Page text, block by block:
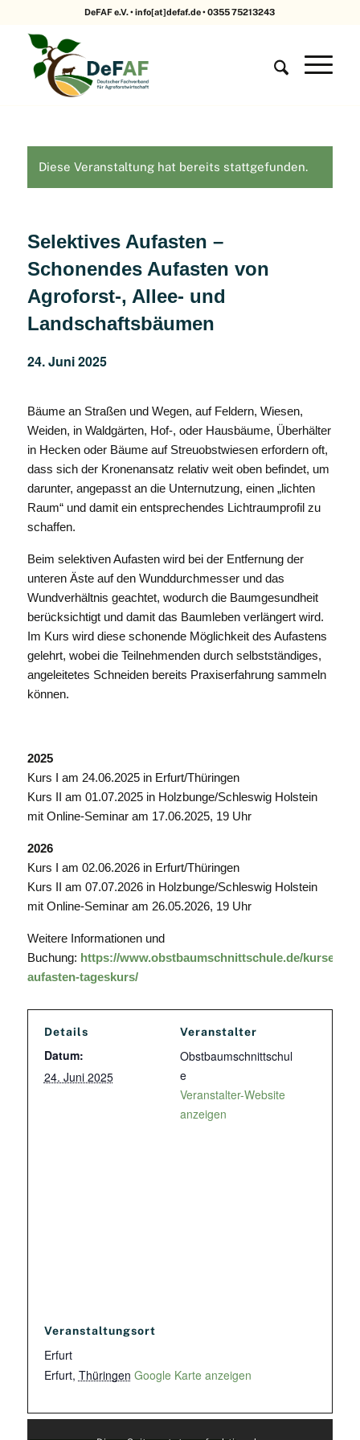
DeFAF e.V. • info[at]defaf.de • 0355 75213243
Diese Veranstaltung hat bereits stattgefunden.
Selektives Aufasten –
Schonendes Aufasten von
Agroforst-, Allee- und
Landschaftsbäumen
24. Juni 2025
Bäume an Straßen und Wegen, auf Feldern, Wiesen,
Weiden, in Waldgärten, Hof-, oder Hausbäume, Überhälter
in Hecken oder Bäume auf Streuobstwiesen erfordern oft,
dass sich der Kronenansatz relativ weit oben befindet, um
darunter, angepasst an die Unternutzung, einen „lichten
Raum“ und damit ein entsprechendes Lichtraumprofil zu
schaffen.
Beim selektiven Aufasten wird bei der Entfernung der
unteren Äste auf den Wunddurchmesser und das
Wundverhältnis geachtet, wodurch die Baumgesundheit
berücksichtigt und damit das Baumleben verlängert wird.
Im Kurs wird diese schonende Möglichkeit des Aufastens
gelehrt, wobei die Teilnehmenden durch selbstständiges,
angeleitetes Schneiden bereits Praxiserfahrung sammeln
können.
2025
Kurs I am 24.06.2025 in Erfurt/Thüringen
Kurs II am 01.07.2025 in Holzbunge/Schleswig Holstein
mit Online-Seminar am 17.06.2025, 19 Uhr
2026
Kurs I am 02.06.2026 in Erfurt/Thüringen
Kurs II am 07.07.2026 in Holzbunge/Schleswig Holstein
mit Online-Seminar am 26.05.2026, 19 Uhr
Weitere Informationen und
Buchung: https://www.obstbaumschnittschule.de/kurse/
aufasten-tageskurs/
Details
Datum:
24. Juni 2025
Veranstalter
Obstbaumschnittschul
e
Veranstalter-Website
anzeigen
Veranstaltungsort
Erfurt
Erfurt, Thüringen Google Karte anzeigen